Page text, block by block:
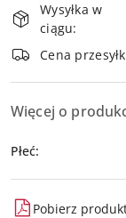
i
dostawa
Wysyłka w
ciągu:
Cena
Więcej o
Płeć:
Pobierz